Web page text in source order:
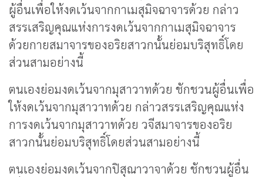
ผู้อื่นเพื่อให้งดเว้นจากกาเมสุมิจฉาจารด้วย กล่าว
สรรเสริญคุณแห่งการงดเว้นจากกาเมสุมิจฉาจาร
ด้วยกายสมาจารของอริยสาวกนั้นย่อมบริสุทธิ์โดย
ส่วนสามอย่างนี้
ตนเองย่อมงดเว้นจากมุสาวาทด้วย ชักชวนผู้อื่นเพื่อ
ให้งดเว้นจากมุสาวาทด้วย กล่าวสรรเสริญคุณแห่ง
การงดเว้นจากมุสาวาทด้วย วจีสมาจารของอริย
สาวกนั้นย่อมบริสุทธิ์โดยส่วนสามอย่างนี้
ตนเองย่อมงดเว้นจากปิสุณาวาจาด้วย ชักชวนผู้อื่น